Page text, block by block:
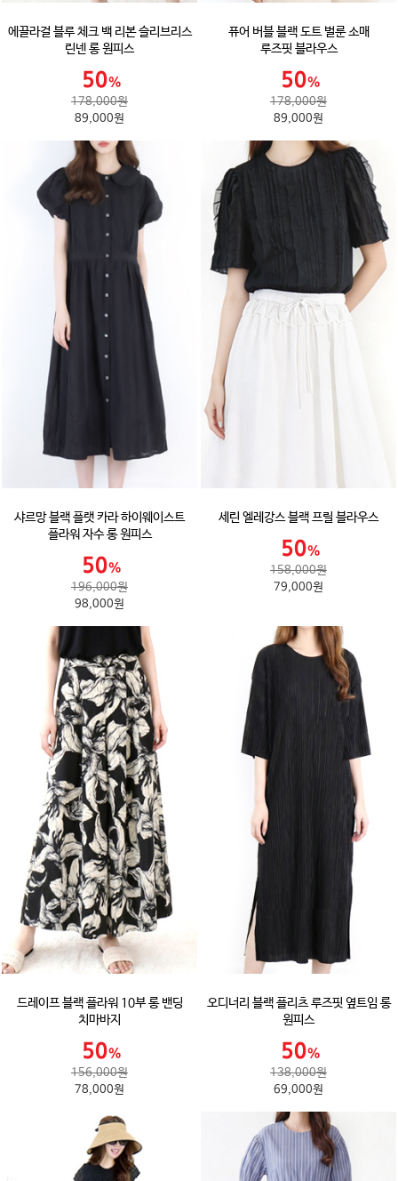
에끌라걸 블루 체크 백 리본 슬리브리스
린넨 롱 원피스
178,000원
89,000원
퓨어 버블 블랙 도트 벌룬 소매
루즈핏 블라우스
178,000원
89,000원
샤르망 블랙 플랫 카라 하이웨이스트
플라워 자수 롱 원피스
196,000원
98,000원
세린 엘레강스 블랙 프릴 블라우스
158,000원
79,000원
드레이프 블랙 플라워 10부 롱 밴딩
치마바지
156,000원
78,000원
오디너리 블랙 플리츠 루즈핏 옆트임 롱
원피스
138,000원
69,000원